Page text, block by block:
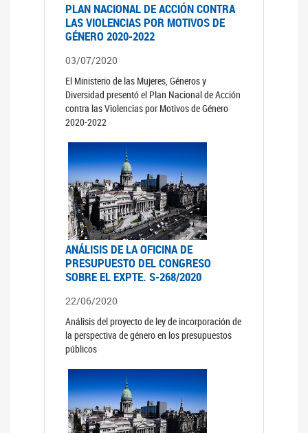
PLAN NACIONAL DE ACCIÓN CONTRA
LAS VIOLENCIAS POR MOTIVOS DE
GÉNERO 2020-2022
03/07/2020
El Ministerio de las Mujeres, Géneros y
Diversidad presentó el Plan Nacional de Acción
contra las Violencias por Motivos de Género
2020-2022
ANÁLISIS DE LA OFICINA DE
PRESUPUESTO DEL CONGRESO
SOBRE EL EXPTE. S-268/2020
22/06/2020
Análisis del proyecto de ley de incorporación de
la perspectiva de género en los presupuestos
públicos